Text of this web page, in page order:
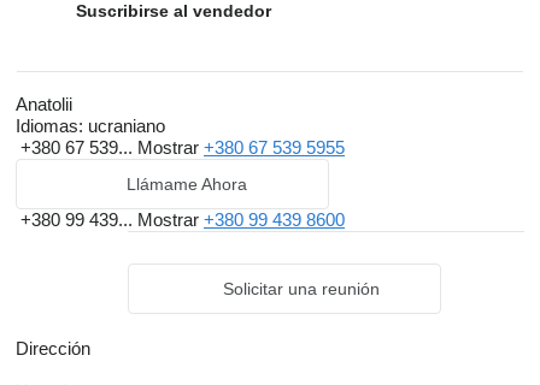
Suscribirse al vendedor
Anatolii
Idiomas: ucraniano
+380 67 539... Mostrar +380 67 539 5955
Llámame Ahora
+380 99 439... Mostrar +380 99 439 8600
Solicitar una reunión
Dirección